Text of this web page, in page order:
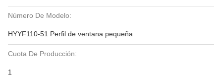
Número De Modelo:
HYYF110-51 Perfil de ventana pequeña
Cuota De Producción:
1